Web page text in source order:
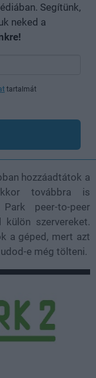
Segítünk,
neked a
tartalmát
hozzáadtátok a
továbbra is
peer-to-peer
szervereket.
a géped, mert azt
e még tölteni.